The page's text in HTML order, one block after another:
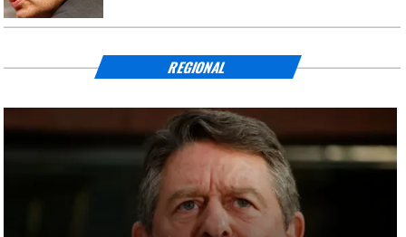
REGIONAL